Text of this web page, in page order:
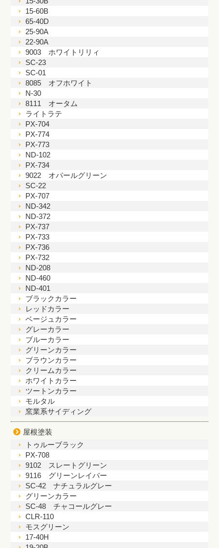
15-60B
65-40D
25-90A
22-90A
9003 ホワイトリリィ
SC-23
SC-01
8085 オフホワイト
N-30
8111 オータム
ライトラテ
PX-704
PX-774
PX-773
ND-102
PX-734
9022 オパールグリーン
SC-22
PX-707
ND-342
ND-372
PX-737
PX-733
PX-736
PX-732
ND-208
ND-460
ND-401
ブラックカラー
レッドカラー
ベージュカラー
グレーカラー
ブルーカラー
グリーンカラー
ブラウンカラー
クリームカラー
ホワイトカラー
ツートンカラー
モルタル
窯業系サイディング
屋根塗装
トゥルーブラック
PX-708
9102 スレートグリーン
9116 グリーンレイバー
SC-42 ナチュラルグレー
グリーンカラー
SC-48 チャコールグレー
CLR-110
モスグリーン
17-40H